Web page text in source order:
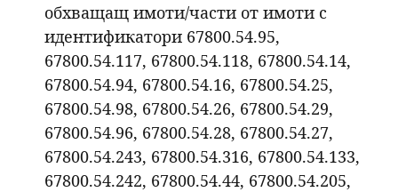
обхващащ имоти/части от имоти с
идентификатори 67800.54.95,
67800.54.117, 67800.54.118, 67800.54.14,
67800.54.94, 67800.54.16, 67800.54.25,
67800.54.98, 67800.54.26, 67800.54.29,
67800.54.96, 67800.54.28, 67800.54.27,
67800.54.243, 67800.54.316, 67800.54.133,
67800.54.242, 67800.54.44, 67800.54.205,